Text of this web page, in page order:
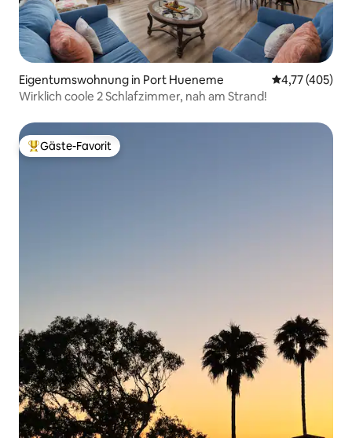
Eigentumswohnung in Port Hueneme
4,77 (405)
Wirklich coole 2 Schlafzimmer, nah am Strand!
Beliebter Gäste-Favorit.
Gäste-Favorit